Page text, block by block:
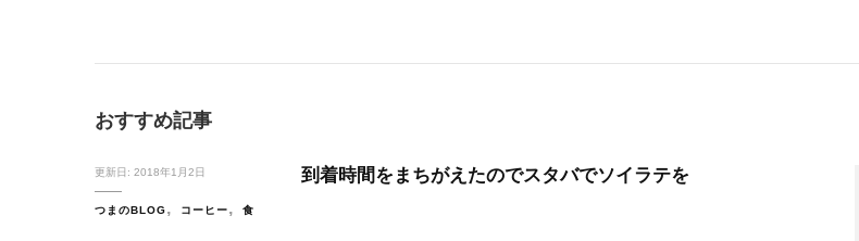
おすすめ記事
更新日: 2018年1月2日
つまのBLOG コーヒー 食
到着時間をまちがえたのでスタバでソイラテを